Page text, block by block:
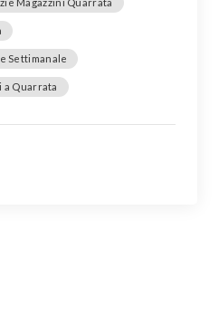
Settimanale
a Quarrata